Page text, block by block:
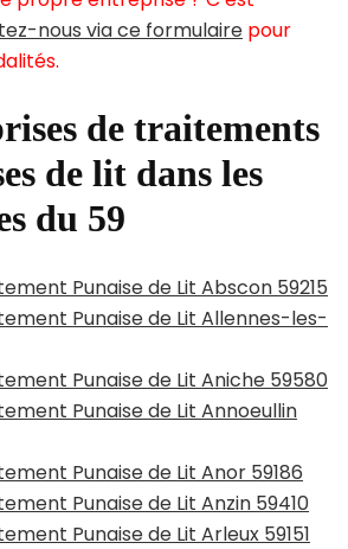
nous via ce formulaire pour
de traitements
de lit dans les
du 59
Punaise de Lit Abscon 59215
Punaise de Lit Allennes-les-
Punaise de Lit Aniche 59580
Punaise de Lit Annoeullin
Punaise de Lit Anor 59186
Punaise de Lit Anzin 59410
Punaise de Lit Arleux 59151